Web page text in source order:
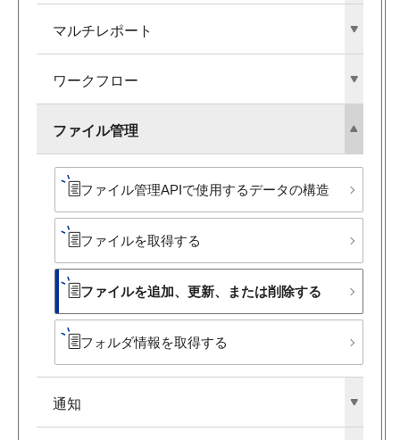
マルチレポート
ワークフロー
ファイル管理
ファイル管理APIで​使用する​データの​構造
ファイルを​取得する
ファイルを​追加、​更新、​または​削除する
フォルダ情報を​取得する
通知